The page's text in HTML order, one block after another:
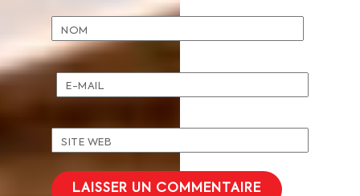
NOM
E-MAIL
SITE WEB